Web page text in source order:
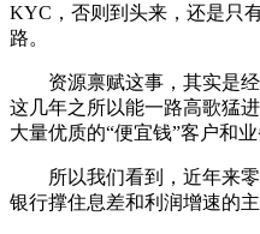
KYC，否则到头来，还是只
路。
资源禀赋这事，其实是
这几年之所以能一路高歌猛
大量优质的“便宜钱”客户和
所以我们看到，近年来
银行撑住息差和利润增速的主